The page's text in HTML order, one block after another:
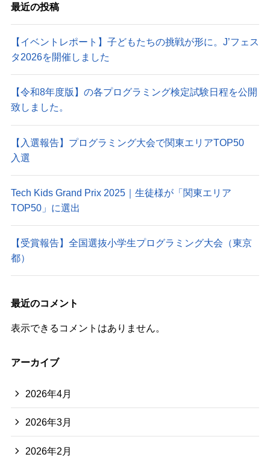
最近の投稿
【イベントレポート】子どもたちの挑戦が形に。J’フェス
タ2026を開催しました
【令和8年度版】の各プログラミング検定試験日程を公開
致しました。
【入選報告】プログラミング大会で関東エリアTOP50
入選
Tech Kids Grand Prix 2025｜生徒様が「関東エリア
TOP50」に選出
【受賞報告】全国選抜小学生プログラミング大会（東京
都）
最近のコメント
表示できるコメントはありません。
アーカイブ
2026年4月
2026年3月
2026年2月